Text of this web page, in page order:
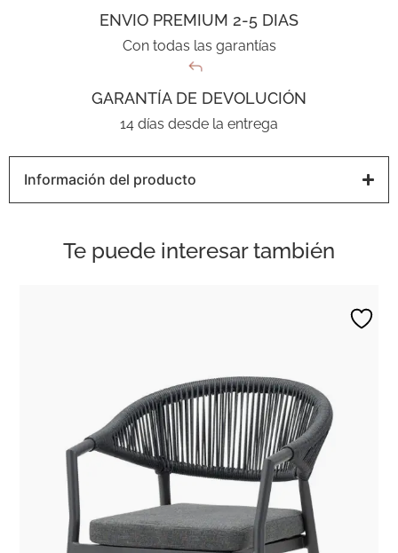
ENVIO PREMIUM 2-5 DIAS
Con todas las garantías
GARANTÍA DE DEVOLUCIÓN
14 días desde la entrega
Información del producto
Te puede interesar también